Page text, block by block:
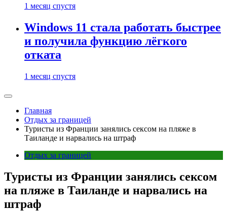
1 месяц спустя
Windows 11 стала работать быстрее
и получила функцию лёгкого
отката
1 месяц спустя
Главная
Отдых за границей
Туристы из Франции занялись сексом на пляже в
Таиланде и нарвались на штраф
Отдых за границей
Туристы из Франции занялись сексом
на пляже в Таиланде и нарвались на
штраф